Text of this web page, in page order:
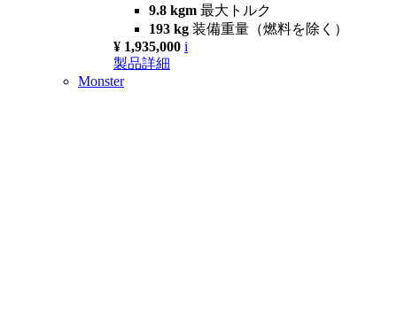
9.8 kgm 最大トルク
193 kg 装備重量（燃料を除く）
¥ 1,935,000 i
製品詳細
Monster